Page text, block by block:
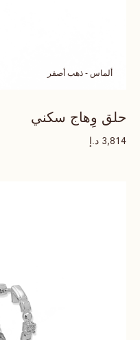
ألماس - ذهب أصفر
حلق وِهاج سكني
3,814 د.إ